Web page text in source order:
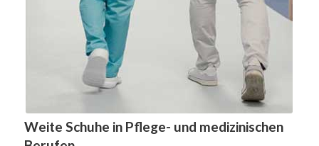
Weite Schuhe in Pflege- und medizinischen